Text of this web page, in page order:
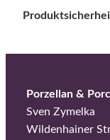
Porzellan &
Sven Zymelka
Wildenhainer